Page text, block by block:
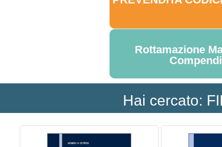
Rottamazione
Compendi
Hai cercato: